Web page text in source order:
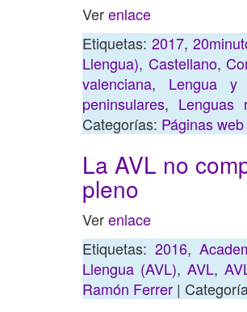
Verenlace
Etiquetas: 2017,
Llengua), Castellano,
valenciana, Lengua y
peninsulares, Lenguas
Categorías: Páginas web
La AVL no
pleno
Verenlace
Etiquetas:2016,
Llengua (AVL),AVL,
Ramón Ferrer |